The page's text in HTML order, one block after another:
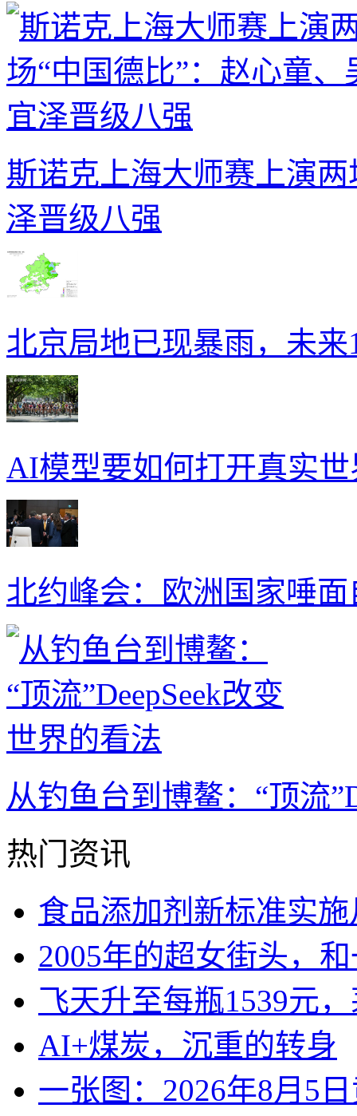
斯诺克上海大师赛上演
泽晋级八强
北京局地已现暴雨，未
AI模型要如何打开真实
北约峰会：欧洲国家唾
从钓鱼台到博鳌：“顶流
热门资讯
食品添加剂新标准实
2005年的超女街头，
飞天升至每瓶1539元
AI+煤炭，沉重的转身
一张图：2026年8月5